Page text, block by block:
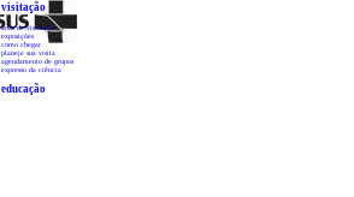
visitação
área de visitação
exposições
como chegar
planeje sua visita
agendamento de grupos
expresso da ciência
educação